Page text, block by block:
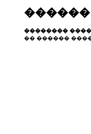
��������
�� ������